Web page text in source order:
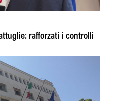
rafforzati i controlli